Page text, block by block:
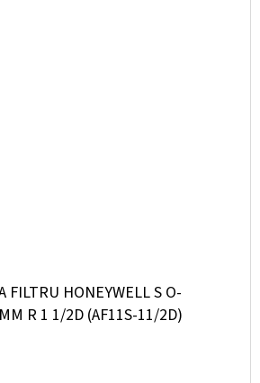
FILTRU HONEYWELL S O-
R 1 1/2D (AF11S-11/2D)